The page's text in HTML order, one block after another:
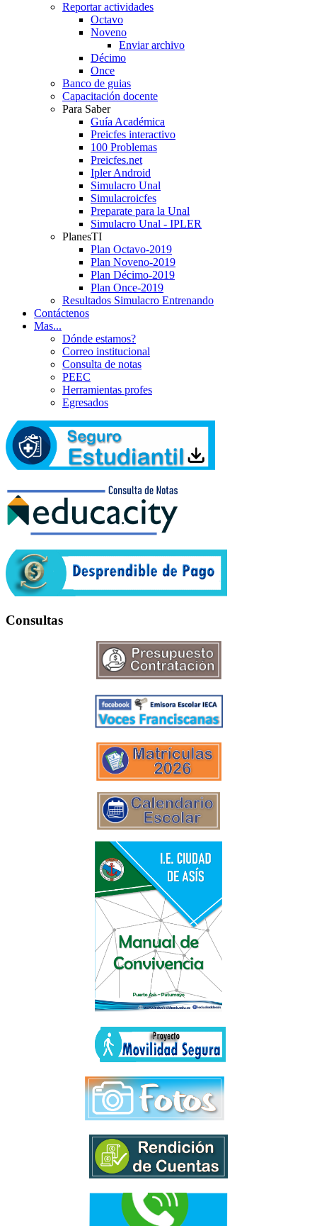
Reportar actividades
Octavo
Noveno
Enviar archivo
Décimo
Once
Banco de guias
Capacitación docente
Para Saber
Guía Académica
Preicfes interactivo
100 Problemas
Preicfes.net
Ipler Android
Simulacro Unal
Simulacroicfes
Preparate para la Unal
Simulacro Unal - IPLER
PlanesTI
Plan Octavo-2019
Plan Noveno-2019
Plan Décimo-2019
Plan Once-2019
Resultados Simulacro Entrenando
Contáctenos
Mas...
Dónde estamos?
Correo institucional
Consulta de notas
PEEC
Herramientas profes
Egresados
Consultas